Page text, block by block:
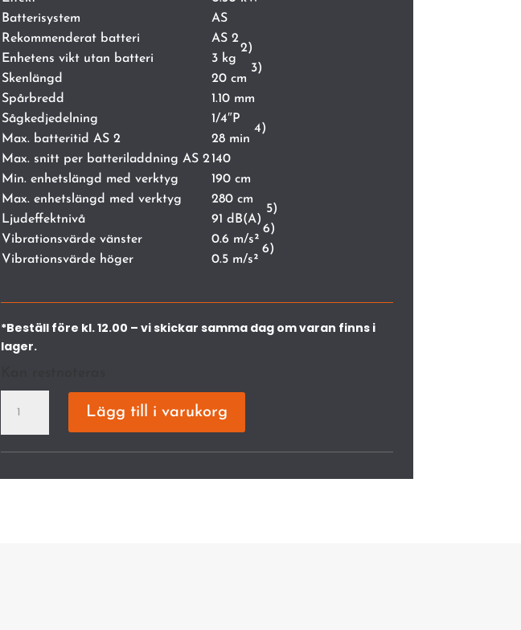
Batterisystem
AS
Rekommenderat batteri
AS 2
Enhetens vikt utan batteri
3 kg
2)
Skenlängd 20 cm
3)
Spårbredd
1.10 mm
Sågkedjedelning
1/4″P
Max. batteritid AS 2
28 min
4)
Max. snitt per batteriladdning AS 2140
Min. enhetslängd med verktyg
190 cm
Max. enhetslängd med verktyg
280 cm
Ljudeffektnivå
91 dB(A)
5)
Vibrationsvärde vänster 0.6 m/s²
6)
Vibrationsvärde höger 0.5 m/s²
6)
*Beställ före kl. 12.00 – vi skickar samma dag om varan finns i
lager.
30.0
1/4"P
SET
Lägg till i varukorg